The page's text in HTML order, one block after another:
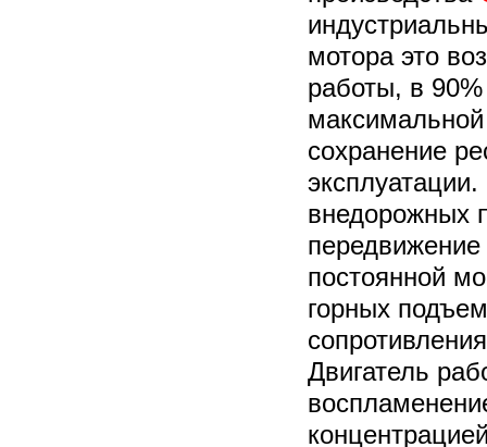
мотора это
работы, в
сохранение
внедорожных
передвижение
постоянной
горных
Двигатель